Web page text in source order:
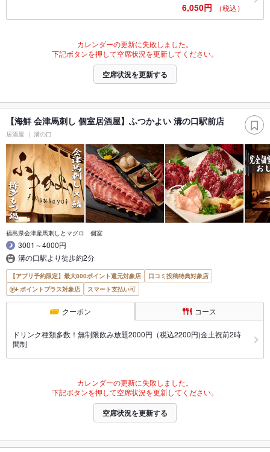
6,050円 （税込）
カレンダーの更新に失敗しました。
下記ボタンを押して空席状況を更新してください。
空席状況を更新する
【海鮮 会津馬刺し 個室居酒屋】ふつかよい 溝の口駅前店
居酒屋 溝の口
福島県会津産馬刺しとマグロ 個室
3001～4000円
溝の口駅より徒歩約2分
【アプリ予約限定】最大800ポイント還元対象店
口コミ投稿特典対象店
ポイントプラス対象店
スマート支払い可
クーポン コース
ドリンク種類多数！無制限飲み放題2000円（税込2200円)金土祝前2時
間制
カレンダーの更新に失敗しました。
下記ボタンを押して空席状況を更新してください。
空席状況を更新する